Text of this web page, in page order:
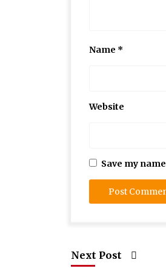
Name *
Website
Save my
Next Post